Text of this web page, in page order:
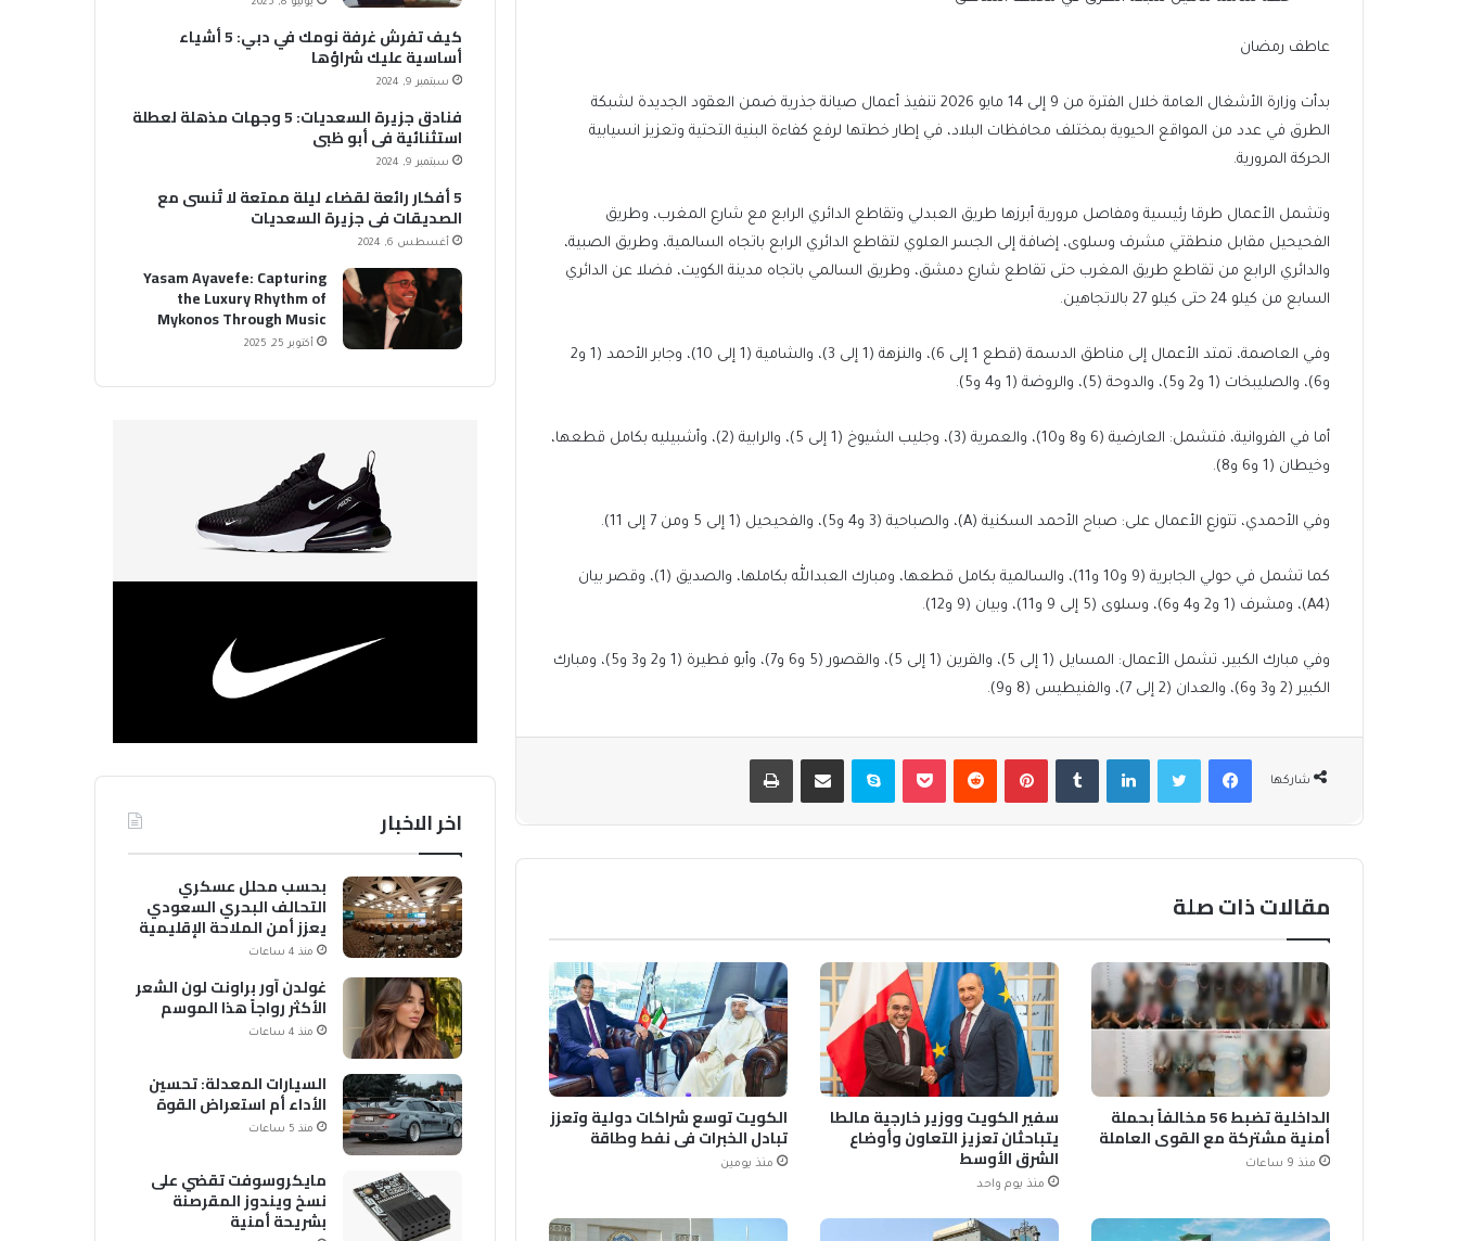
عاطف رمضان
بدأت وزارة الأشغال العامة خلال الفترة من 9 إلى 14 مايو 2026 تنفيذ أعمال صيانة جذرية ضمن العقود الجديدة لشبكة
الطرق في عدد من المواقع الحيوية بمختلف محافظات البلاد، في إطار خطتها لرفع كفاءة البنية التحتية وتعزيز انسيابية
الحركة المرورية.
وتشمل الأعمال طرقا رئيسية ومفاصل مرورية أبرزها طريق العبدلي وتقاطع الدائري الرابع مع شارع المغرب، وطريق
الفحيحيل مقابل منطقتي مشرف وسلوى، إضافة إلى الجسر العلوي لتقاطع الدائري الرابع باتجاه السالمية، وطريق الصبية،
والدائري الرابع من تقاطع طريق المغرب حتى تقاطع شارع دمشق، وطريق السالمي باتجاه مدينة الكويت، فضلا عن الدائري
السابع من كيلو 24 حتى كيلو 27 بالاتجاهين.
وفي العاصمة، تمتد الأعمال إلى مناطق الدسمة (قطع 1 إلى 6)، والنزهة (1 إلى 3)، والشامية (1 إلى 10)، وجابر الأحمد (1 و2
و6)، والصليبخات (1 و2 و5)، والدوحة (5)، والروضة (1 و4 و5).
أما في الفروانية، فتشمل: العارضية (6 و8 و10)، والعمرية (3)، وجليب الشيوخ (1 إلى 5)، والرابية (2)، وأشبيليه بكامل قطعها،
وخيطان (1 و6 و8).
وفي الأحمدي، تتوزع الأعمال على: صباح الأحمد السكنية (A)، والصباحية (3 و4 و5)، والفحيحيل (1 إلى 5 ومن 7 إلى 11).
كما تشمل في حولي الجابرية (9 و10 و11)، والسالمية بكامل قطعها، ومبارك العبدالله بكاملها، والصديق (1)، وقصر بيان
(A4)، ومشرف (1 و2 و4 و6)، وسلوى (5 إلى 9 و11)، وبيان (9 و12).
وفي مبارك الكبير، تشمل الأعمال: المسايل (1 إلى 5)، والقرين (1 إلى 5)، والقصور (5 و6 و7)، وأبو فطيرة (1 و2 و3 و5)، ومبارك
الكبير (2 و3 و6)، والعدان (2 إلى 7)، والفنيطيس (8 و9).
شاركها
فيسبوكتويتر لينكدإن بينتيريست بوكيت سكايب مشاركة عبر البريد طباعة
مقالات ذات صلة
الداخلية تضبط 56 مخالفاً بحملة
أمنية مشتركة مع القوى العاملة
منذ 9 ساعات
سفير الكويت ووزير خارجية مالطا
يتباحثان تعزيز التعاون وأوضاع
الشرق الأوسط
منذ يوم واحد
الكويت توسع شراكات دولية وتعزز
تبادل الخبرات في نفط وطاقة
منذ يومين
يوليو 8, 2025
كيف تفرش غرفة نومك في دبي: 5 أشياء
أساسية عليك شراؤها
سبتمبر 9, 2024
فنادق جزيرة السعديات: 5 وجهات مذهلة لعطلة
استثنائية في أبو ظبي
سبتمبر 9, 2024
5 أفكار رائعة لقضاء ليلة ممتعة لا تُنسى مع
الصديقات في جزيرة السعديات
أغسطس 6, 2024
Yasam Ayavefe: Capturing
the Luxury Rhythm of
Mykonos Through Music
أكتوبر 25, 2025
اخر الاخبار
بحسب محلل عسكري
التحالف البحري السعودي
يعزز أمن الملاحة الإقليمية
والدولية
منذ 4 ساعات
غولدن آور براونت لون الشعر
الأكثر رواجاً هذا الموسم
منذ 4 ساعات
السيارات المعدلة: تحسين
الأداء أم استعراض القوة
منذ 5 ساعات
مايكروسوفت تقضي على
نسخ ويندوز المقرصنة
بشريحة أمنية